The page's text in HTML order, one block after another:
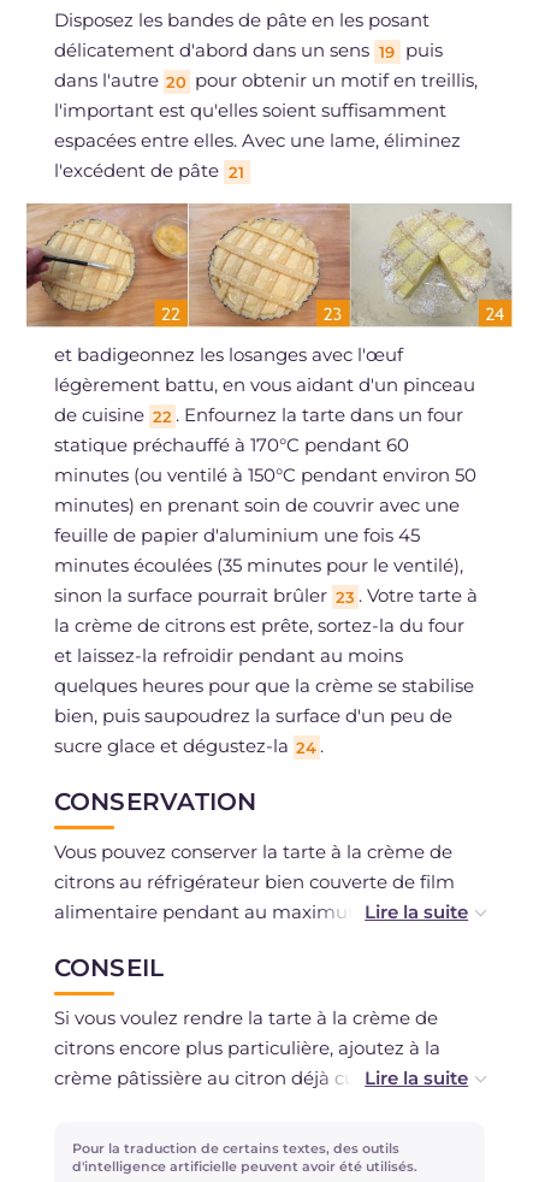
Disposez les bandes de pâte en les posant
délicatement d'abord dans un sens 19
puis
dans l'autre 20 pour obtenir un motif en treillis,
l'important est qu'elles soient suffisamment
espacées entre elles. Avec une lame, éliminez
l'excédent de pâte 21
et badigeonnez les losanges avec l'œuf
légèrement battu, en vous aidant d'un pinceau
de cuisine 22 . Enfournez la tarte dans un four
statique préchauffé à 170°C pendant 60
minutes (ou ventilé à 150°C pendant environ 50
minutes) en prenant soin de couvrir avec une
feuille de papier d'aluminium une fois 45
minutes écoulées (35 minutes pour le ventilé),
sinon la surface pourrait brûler 23 . Votre tarte à
la crème de citrons est prête, sortez-la du four
et laissez-la refroidir pendant au moins
quelques heures pour que la crème se stabilise
bien, puis saupoudrez la surface d'un peu de
sucre glace et dégustez-la 24 .
CONSERVATION
Vous pouvez conserver la tarte à la crème de
citrons au réfrigérateur bien couverte de film
alimentaire pendant au maximum 2-3 jours. La
CONSEIL
Si vous voulez rendre la tarte à la crème de
citrons encore plus particulière, ajoutez à la
crème pâtissière au citron déjà cuite un demi-
reposer avec le film alimentaire. Si vous
souhaitez varier le goût, vous pouvez utiliser des
Pour la traduction de certains textes, des outils
d'intelligence artificielle peuvent avoir été utilisés.